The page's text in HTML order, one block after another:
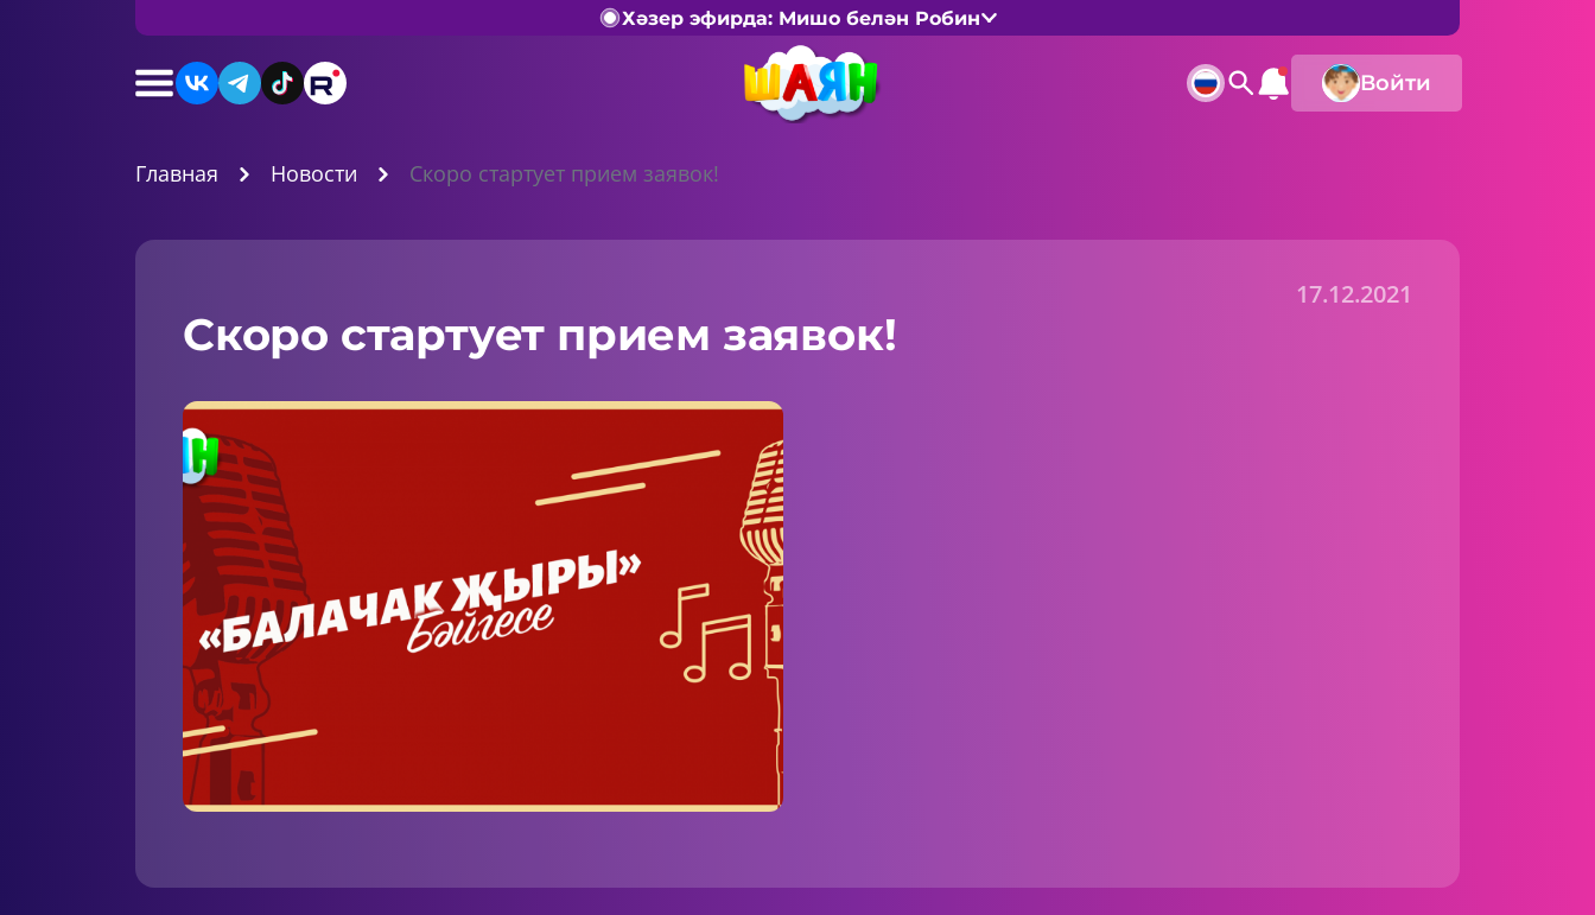
Хәзер эфирда: Мишо белән Робин
Войти
Главная Новости Скоро стартует прием заявок!
17.12.2021
Скоро стартует прием заявок!